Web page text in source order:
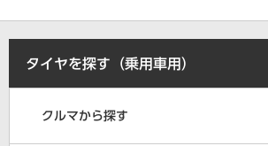
タイヤを探す（乗用車用）
クルマから探す